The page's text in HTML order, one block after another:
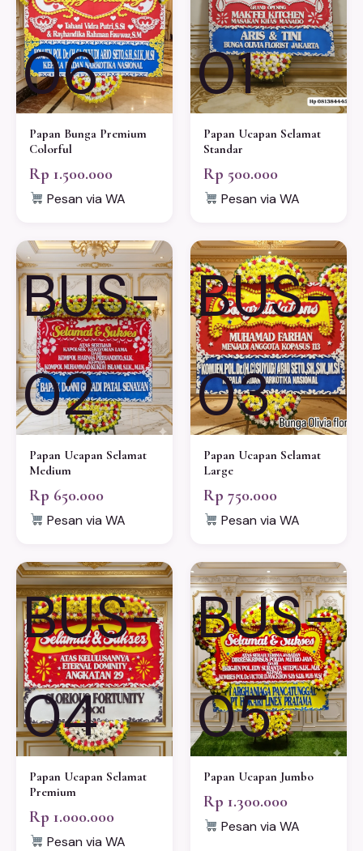
06
Papan Bunga Premium
Colorful
Rp 1.500.000
Pesan via WA
01
Papan Ucapan Selamat
Standar
Rp 500.000
Pesan via WA
BUS-
02
Papan Ucapan Selamat
Medium
Rp 650.000
Pesan via WA
BUS-
03
Papan Ucapan Selamat
Large
Rp 750.000
Pesan via WA
BUS-
04
Papan Ucapan Selamat
Premium
Rp 1.000.000
Pesan via WA
BUS-
05
Papan Ucapan Jumbo
Rp 1.300.000
Pesan via WA